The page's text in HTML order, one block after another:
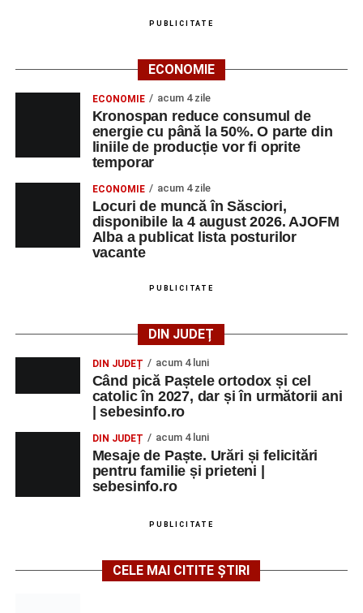
PUBLICITATE
ECONOMIE
ECONOMIE acum 4 zile
Kronospan reduce consumul de
energie cu până la 50%. O parte din
liniile de producție vor fi oprite
temporar
ECONOMIE acum 4 zile
Locuri de muncă în Săsciori,
disponibile la 4 august 2026. AJOFM
Alba a publicat lista posturilor
vacante
PUBLICITATE
DIN JUDEȚ
DIN JUDEȚ acum 4 luni
Când pică Paștele ortodox și cel
catolic în 2027, dar și în următorii ani
| sebesinfo.ro
DIN JUDEȚ acum 4 luni
Mesaje de Paște. Urări și felicitări
pentru familie și prieteni |
sebesinfo.ro
PUBLICITATE
CELE MAI CITITE ȘTIRI